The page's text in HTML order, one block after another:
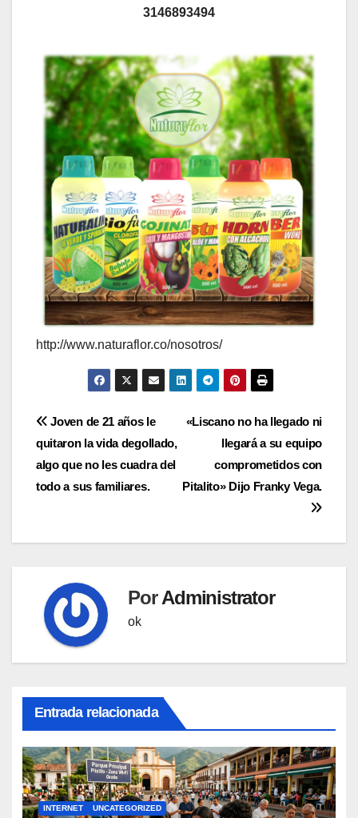
3146893494
http://www.naturaflor.co/nosotros/
Navegación
de
entradas
«Liscano no ha llegado ni
llegará a su equipo
comprometidos con
Pitalito» Dijo Franky Vega.
Joven de 21 años le
quitaron la vida degollado,
algo que no les cuadra del
todo a sus familiares.
PorAdministrator
ok
Entrada relacionada
INTERNET UNCATEGORIZED